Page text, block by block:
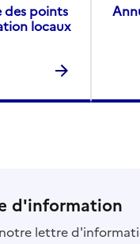
des points
locaux
d'information
lettre